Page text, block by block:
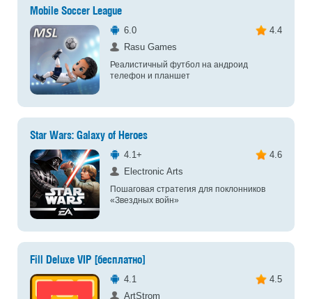
Mobile Soccer League
6.0
4.4
Rasu Games
Реалистичный футбол на андроид
телефон и планшет
Star Wars: Galaxy of Heroes
4.1+
4.6
Electronic Arts
Пошаговая стратегия для поклонников
«Звездных войн»
Fill Deluxe VIP [бесплатно]
4.1
4.5
ArtStrom